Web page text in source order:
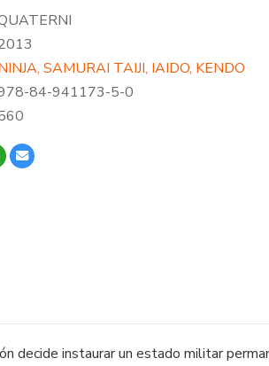
SAMURAI TAIJI, IAIDO, KENDO
84-941173-5-0
decide instaurar un estado militar